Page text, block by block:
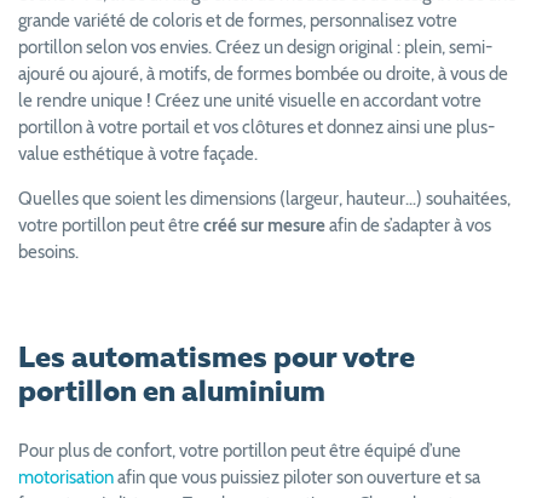
grande variété de coloris et de formes, personnalisez votre
portillon selon vos envies. Créez un design original : plein, semi-
ajouré ou ajouré, à motifs, de formes bombée ou droite, à vous de
le rendre unique ! Créez une unité visuelle en accordant votre
portillon à votre portail et vos clôtures et donnez ainsi une plus-
value esthétique à votre façade.
Quelles que soient les dimensions (largeur, hauteur…) souhaitées,
votre portillon peut êtrecréé sur mesureafin de s’adapter à vos
besoins.
Les automatismes pour votre
portillon en aluminium
Pour plus de confort, votre portillon peut être équipé d’une
motorisationafin que vous puissiez piloter son ouverture et sa